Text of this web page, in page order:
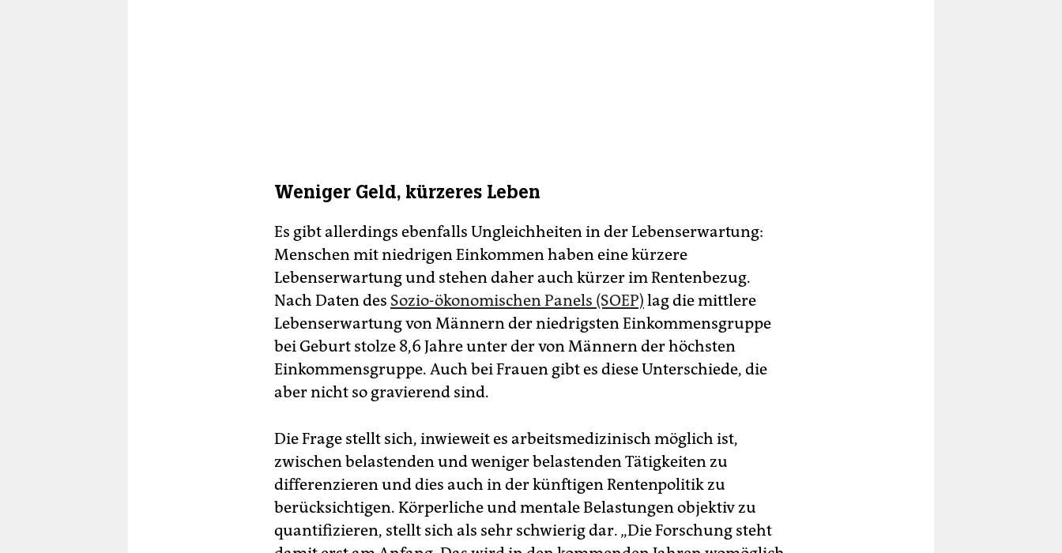
Weniger Geld, kürzeres Leben
Es gibt allerdings ebenfalls Ungleichheiten in der Lebenserwartung:
Menschen mit niedrigen Einkommen haben eine kürzere
Lebenserwartung und stehen daher auch kürzer im Rentenbezug.
Nach Daten des Sozio-ökonomischen Panels (SOEP) lag die mittlere
Lebenserwartung von Männern der niedrigsten Einkommensgruppe
bei Geburt stolze 8,6 Jahre unter der von Männern der höchsten
Einkommensgruppe. Auch bei Frauen gibt es diese Unterschiede, die
aber nicht so gravierend sind.
Die Frage stellt sich, inwieweit es arbeitsmedizinisch möglich ist,
zwischen belastenden und weniger belastenden Tätigkeiten zu
differenzieren und dies auch in der künftigen Rentenpolitik zu
berücksichtigen. Körperliche und mentale Belastungen objektiv zu
quantifizieren, stellt sich als sehr schwierig dar. „Die Forschung steht